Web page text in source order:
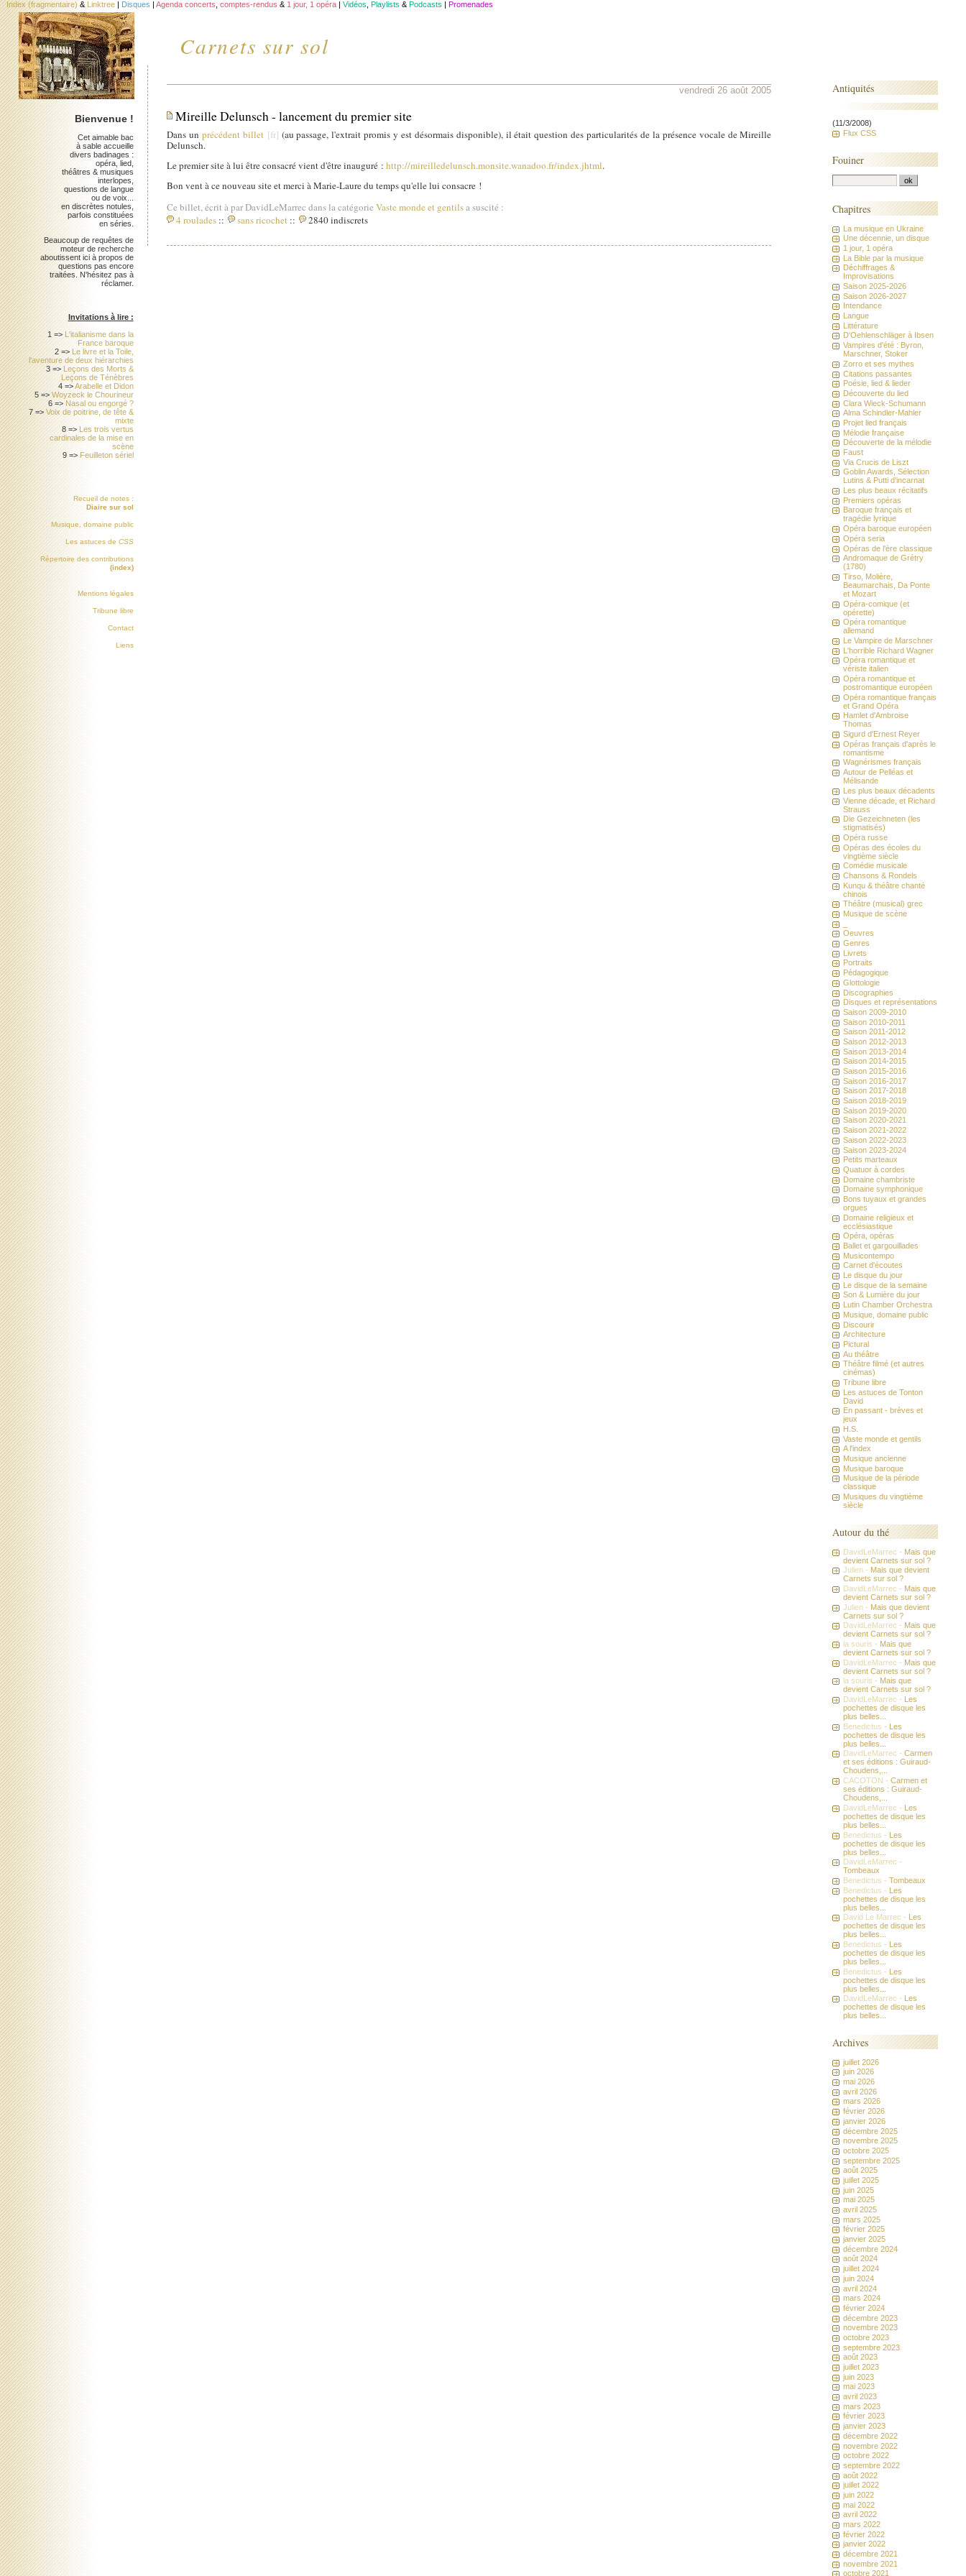
Carnets sur sol
Index (fragmentaire) & Linktree | Disques | Agenda concerts comptes-rendus & 1 jour, 1 opéra | Vidéos Playlists & Podcasts | Promenades
vendredi 26 août 2005
Mireille Delunsch - lancement du premier site
Dans un précédent billet
(au passage, l'extrait promis y est désormais disponible), il était question des particularités de la présence vocale de Mireille
Delunsch.
Le premier site à lui être consacré vient d'être inauguré :http://mireilledelunsch.monsite.wanadoo.fr/index.jhtml.
Bon vent à ce nouveau site et merci à Marie-Laure du temps qu'elle lui consacre !
Ce billet, écrit à par DavidLeMarrec dans la catégorieVaste monde et gentilsa suscité :
4 roulades :: sans ricochet :: 2840 indiscrets
Bienvenue !
Cet aimable bac
à sable accueille
divers badinages :
opéra, lied,
théâtres & musiques
interlopes,
questions de langue
ou de voix...
en discrètes notules,
parfois constituées
en séries.
Beaucoup de requêtes de
moteur de recherche
aboutissent ici à propos de
questions pas encore
traitées. N'hésitez pas à
réclamer.
Invitations à lire :
1 => L'italianisme dans la
France baroque
2 => Le livre et la Toile,
l'aventure de deux hiérarchies
3 => Leçons des Morts &
Leçons de Ténèbres
4 =>Arabelle et Didon
5 =>Woyzeck le Chourineur
6 => Nasal ou engorgé ?
7 =>Voix de poitrine, de tête &
mixte
8 => Les trois vertus
cardinales de la mise en
scène
9 => Feuilleton sériel
Recueil de notes :
Diaire sur sol
Musique, domaine public
Les astuces de CSS
Répertoire des contributions
(index)
Mentions légales
Tribune libre
Contact
Liens
Antiquités
(11/3/2008)
Flux CSS
Fouiner
Chapitres
La musique en Ukraine
Une décennie, un disque
1 jour, 1 opéra
La Bible par la musique
Déchiffrages &
Improvisations
Saison 2025-2026
Saison 2026-2027
Intendance
Langue
Littérature
D'Oehlenschläger à Ibsen
Vampires d'été : Byron,
Marschner, Stoker
Zorro et ses mythes
Citations passantes
Poésie, lied & lieder
Découverte du lied
Clara Wieck-Schumann
Alma Schindler-Mahler
Projet lied français
Mélodie française
Découverte de la mélodie
Faust
Via Crucis de Liszt
Goblin Awards, Sélection
Lutins & Putti d'incarnat
Les plus beaux récitatifs
Premiers opéras
Baroque français et
tragédie lyrique
Opéra baroque européen
Opéra seria
Opéras de l'ère classique
Andromaque de Grétry
(1780)
Tirso, Molière,
Beaumarchais, Da Ponte
et Mozart
Opéra-comique (et
opérette)
Opéra romantique
allemand
Le Vampire de Marschner
L'horrible Richard Wagner
Opéra romantique et
vériste italien
Opéra romantique et
postromantique européen
Opéra romantique français
et Grand Opéra
Hamlet d'Ambroise
Thomas
Sigurd d'Ernest Reyer
Opéras français d'après le
romantisme
Wagnérismes français
Autour de Pelléas et
Mélisande
Les plus beaux décadents
Vienne décade, et Richard
Strauss
Die Gezeichneten (les
stigmatisés)
Opéra russe
Opéras des écoles du
vingtième siècle
Comédie musicale
Chansons & Rondels
Kunqu & théâtre chanté
chinois
Théâtre (musical) grec
Musique de scène
Oeuvres
Genres
Livrets
Portraits
Pédagogique
Glottologie
Discographies
Disques et représentations
Saison 2009-2010
Saison 2010-2011
Saison 2011-2012
Saison 2012-2013
Saison 2013-2014
Saison 2014-2015
Saison 2015-2016
Saison 2016-2017
Saison 2017-2018
Saison 2018-2019
Saison 2019-2020
Saison 2020-2021
Saison 2021-2022
Saison 2022-2023
Saison 2023-2024
Petits marteaux
Quatuor à cordes
Domaine chambriste
Domaine symphonique
Bons tuyaux et grandes
orgues
Domaine religieux et
ecclésiastique
Opéra, opéras
Ballet et gargouillades
Musicontempo
Carnet d'écoutes
Le disque du jour
Le disque de la semaine
Son & Lumière du jour
Lutin Chamber Orchestra
Musique, domaine public
Discourir
Architecture
Pictural
Au théâtre
Théâtre filmé (et autres
cinémas)
Tribune libre
Les astuces de Tonton
David
En passant - brèves et
jeux
H.S.
Vaste monde et gentils
A l'index
Musique ancienne
Musique baroque
Musique de la période
classique
Musiques du vingtième
siècle
Autour du thé
DavidLeMarrec - Mais que
devient Carnets sur sol ?
Julien - Mais que devient
Carnets sur sol ?
DavidLeMarrec - Mais que
devient Carnets sur sol ?
Julien - Mais que devient
Carnets sur sol ?
DavidLeMarrec - Mais que
devient Carnets sur sol ?
la souris - Mais que
devient Carnets sur sol ?
DavidLeMarrec - Mais que
devient Carnets sur sol ?
la souris - Mais que
devient Carnets sur sol ?
DavidLeMarrec - Les
pochettes de disque les
plus belles...
Benedictus - Les
pochettes de disque les
plus belles...
DavidLeMarrec -Carmen
et ses éditions : Guiraud-
Choudens,...
CACOTON -Carmen et
ses éditions : Guiraud-
Choudens,...
DavidLeMarrec - Les
pochettes de disque les
plus belles...
Benedictus - Les
pochettes de disque les
plus belles...
DavidLeMarrec -
Tombeaux
Benedictus -Tombeaux
Benedictus - Les
pochettes de disque les
plus belles...
David Le Marrec -
Les
pochettes de disque les
plus belles...
Benedictus - Les
pochettes de disque les
plus belles...
Benedictus - Les
pochettes de disque les
plus belles...
DavidLeMarrec -
Les
pochettes de disque les
plus belles...
Archives
juillet 2026
juin 2026
mai 2026
avril 2026
mars 2026
février 2026
janvier 2026
décembre 2025
novembre 2025
octobre 2025
septembre 2025
août 2025
juillet 2025
juin 2025
mai 2025
avril 2025
mars 2025
février 2025
janvier 2025
décembre 2024
août 2024
juillet 2024
juin 2024
avril 2024
mars 2024
février 2024
décembre 2023
novembre 2023
octobre 2023
septembre 2023
août 2023
juillet 2023
juin 2023
mai 2023
avril 2023
mars 2023
février 2023
janvier 2023
décembre 2022
novembre 2022
octobre 2022
septembre 2022
août 2022
juillet 2022
juin 2022
mai 2022
avril 2022
mars 2022
février 2022
janvier 2022
décembre 2021
novembre 2021
octobre 2021